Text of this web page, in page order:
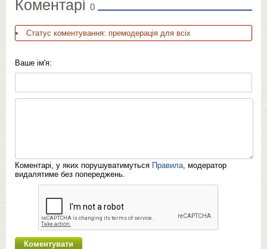
Коментарі 0
Статус коментування: премодерація для всіх
Ваше ім'я:
Коментарі, у яких порушуватимуться Правила , модератор
видалятиме без попереджень.